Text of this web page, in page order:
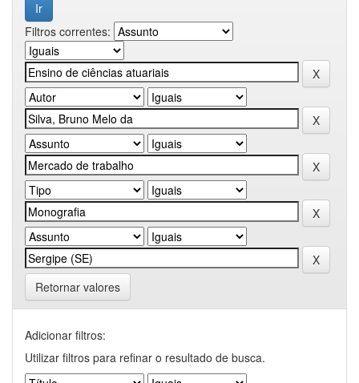
Filtros correntes:
Retornar valores
Adicionar filtros:
Utilizar filtros para refinar o resultado de busca.